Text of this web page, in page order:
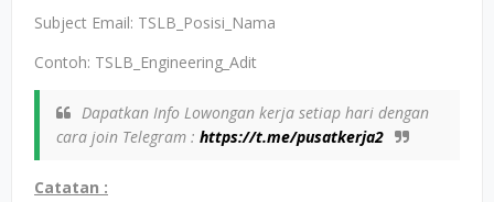
Subject Email: TSLB_Posisi_Nama
Contoh: TSLB_Engineering_Adit
Dapatkan Info Lowongan kerja setiap hari dengan
cara join Telegram : https://t.me/pusatkerja2
Catatan :